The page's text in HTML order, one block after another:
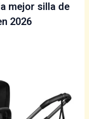
mejor silla de
2026